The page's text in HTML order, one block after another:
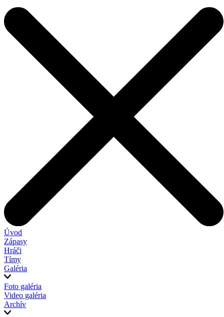
Úvod
Zápasy
Hráči
Tímy
Galéria
Foto galéria
Video galéria
Archív